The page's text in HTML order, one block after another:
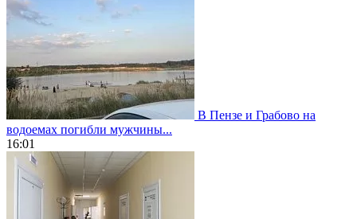
В Пензе и Грабово на
водоемах погибли мужчины...
16:01